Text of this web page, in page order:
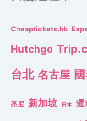
Cheaptickets.hk
Hutchgo
台北 名古屋
悉尼 新加坡 日本 暹